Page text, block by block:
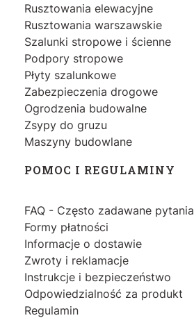
Rusztowania elewacyjne
Rusztowania warszawskie
Szalunki stropowe i ścienne
Podpory stropowe
Płyty szalunkowe
Zabezpieczenia drogowe
Ogrodzenia budowalne
Zsypy do gruzu
Maszyny budowlane
POMOC I REGULAMINY
FAQ - Często zadawane pytania
Formy płatności
Informacje o dostawie
Zwroty i reklamacje
Instrukcje i bezpieczeństwo
Odpowiedzialność za produkt
Regulamin